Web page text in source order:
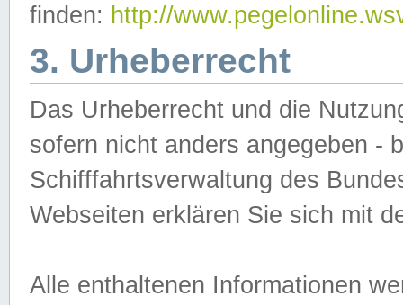
finden: http://
3. Urheberrecht
Das Urheberrecht und die
sofern nicht anders angegeben -
Schifffahrtsverwaltung des
Webseiten erklären Sie sich mit
Alle enthaltenen Informationen